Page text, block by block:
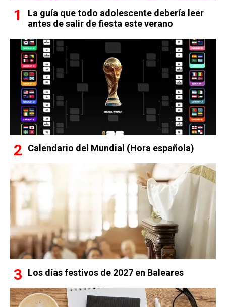
La guía que todo adolescente debería leer
antes de salir de fiesta este verano
Calendario del Mundial (Hora española)
Los días festivos de 2027 en Baleares